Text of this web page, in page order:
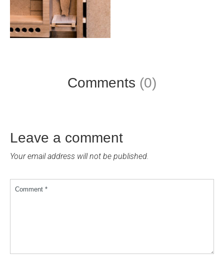
Comments (0)
Leave a comment
Your email address will not be published.
Comment *